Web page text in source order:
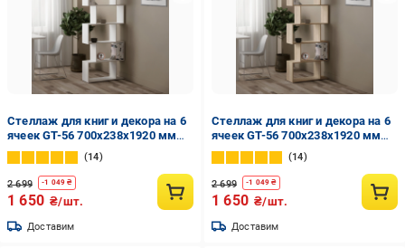
Стеллаж для книг и декора на 6
ячеек GT-56 700х238х1920 мм
Белый
14
2 699 -1 049 ₴
1 650 ₴/шт.
Доставим
Стеллаж для книг и декора на 6
ячеек GT-56 700х238х1920 мм
Дуб Сонома
14
2 699 -1 049 ₴
1 650 ₴/шт.
Доставим